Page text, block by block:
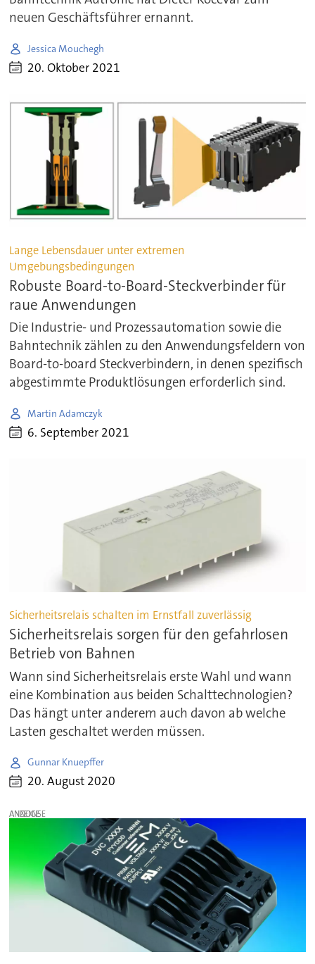
neuen Geschäftsführer ernannt.
Jessica Mouchegh
20. Oktober 2021
Lange Lebensdauer unter extremen
Umgebungsbedingungen
Robuste Board-to-Board-Steckverbinder für
raue Anwendungen
Die Industrie- und Prozessautomation sowie die
Bahntechnik zählen zu den Anwendungsfeldern von
Board-to-board Steckverbindern, in denen spezifisch
abgestimmte Produktlösungen erforderlich sind.
Martin Adamczyk
6. September 2021
Sicherheitsrelais schalten im Ernstfall zuverlässig
Sicherheitsrelais sorgen für den gefahrlosen
Betrieb von Bahnen
Wann sind Sicherheitsrelais erste Wahl und wann
eine Kombination aus beiden Schalttechnologien?
Das hängt unter anderem auch davon ab welche
Lasten geschaltet werden müssen.
Gunnar Knuepffer
20. August 2020
ANZEIGE